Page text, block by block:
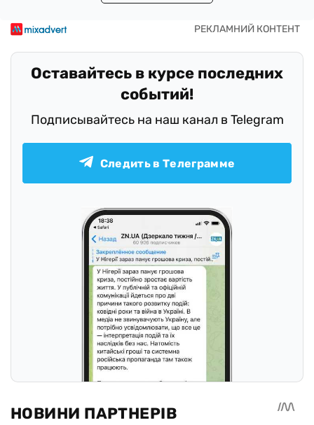
Оставайтесь в курсе последних
событий!
Подписывайтесь на наш канал в Telegram
Следить в Телеграмме